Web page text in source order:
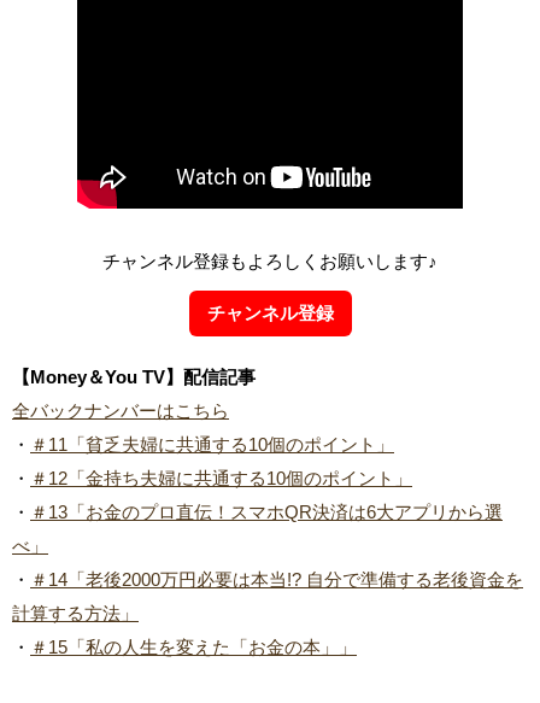
チャンネル登録もよろしくお願いします♪
チャンネル登録
【Money＆You TV】配信記事
全バックナンバーはこちら
・ ＃11「貧乏夫婦に共通する10個のポイント」
・ ＃12「金持ち夫婦に共通する10個のポイント」
・ ＃13「お金のプロ直伝！スマホQR決済は6大アプリから選
べ」
・ ＃14「老後2000万円必要は本当!? 自分で準備する老後資金を
計算する方法」
・ ＃15「私の人生を変えた「お金の本」」